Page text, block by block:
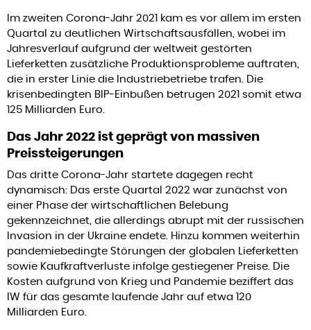
Im zweiten Corona-Jahr 2021 kam es vor allem im ersten
Quartal zu deutlichen Wirtschaftsausfällen, wobei im
Jahresverlauf aufgrund der weltweit gestörten
Lieferketten zusätzliche Produktionsprobleme auftraten,
die in erster Linie die Industriebetriebe trafen. Die
krisenbedingten BIP-Einbußen betrugen 2021 somit etwa
125 Milliarden Euro.
Das Jahr 2022 ist geprägt von massiven
Preissteigerungen
Das dritte Corona-Jahr startete dagegen recht
dynamisch: Das erste Quartal 2022 war zunächst von
einer Phase der wirtschaftlichen Belebung
gekennzeichnet, die allerdings abrupt mit der russischen
Invasion in der Ukraine endete. Hinzu kommen weiterhin
pandemiebedingte Störungen der globalen Lieferketten
sowie Kaufkraftverluste infolge gestiegener Preise. Die
Kosten aufgrund von Krieg und Pandemie beziffert das
IW für das gesamte laufende Jahr auf etwa 120
Milliarden Euro.